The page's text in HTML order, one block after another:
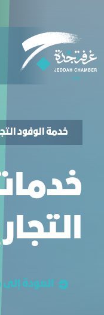
خدمة الوفود
خدمة الوفود
العودة